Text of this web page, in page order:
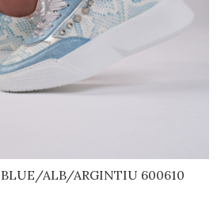
BLUE/ALB/ARGINTIU 600610